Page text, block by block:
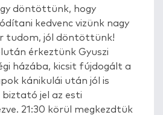
döntöttünk, hogy
kedvenc vizünk nagy
tudom, jól döntöttünk!
érkeztünk Gyuszi
házába, kicsit fújdogált a
kánikulái után jól is
jel az esti
21:30 körül megkezdtük